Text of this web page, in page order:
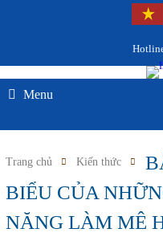
Menu
Trang chủ Kiến thức
BIỂU CỦA
NĂNG LÀM MÊ